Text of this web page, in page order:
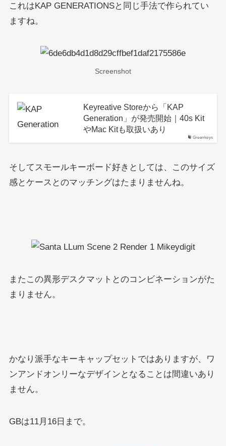
これはKAP GENERATIONSと同じ手法で作られてい
ますね。
Screenshot
Greenkeys
Keyreative Storeから「KAP
Generation」が発売開始｜40s Kit
やMac Kitも取扱いあり
そしてスモールキーボード好きとしては、このサイズ
感とケースとのマッチングはたまりませんね。
またこの異形デスクマットとのコンビネーションがた
まりません。
かなり派手なキーキャップセットではありますが、ワ
ンアンドオンリーなデザインとなることは間違いあり
ません。
GBは11月16日まで。